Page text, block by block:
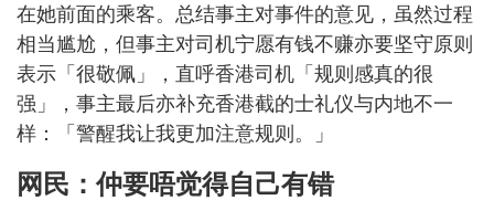
在她前面的乘客。总结事主对事件的意见，虽然过程
相当尴尬，但事主对司机宁愿有钱不赚亦要坚守原则
表示「很敬佩」，直呼香港司机「规则感真的很
强」，事主最后亦补充香港截的士礼仪与内地不一
样：「警醒我让我更加注意规则。」
网民：仲要唔觉得自己有错